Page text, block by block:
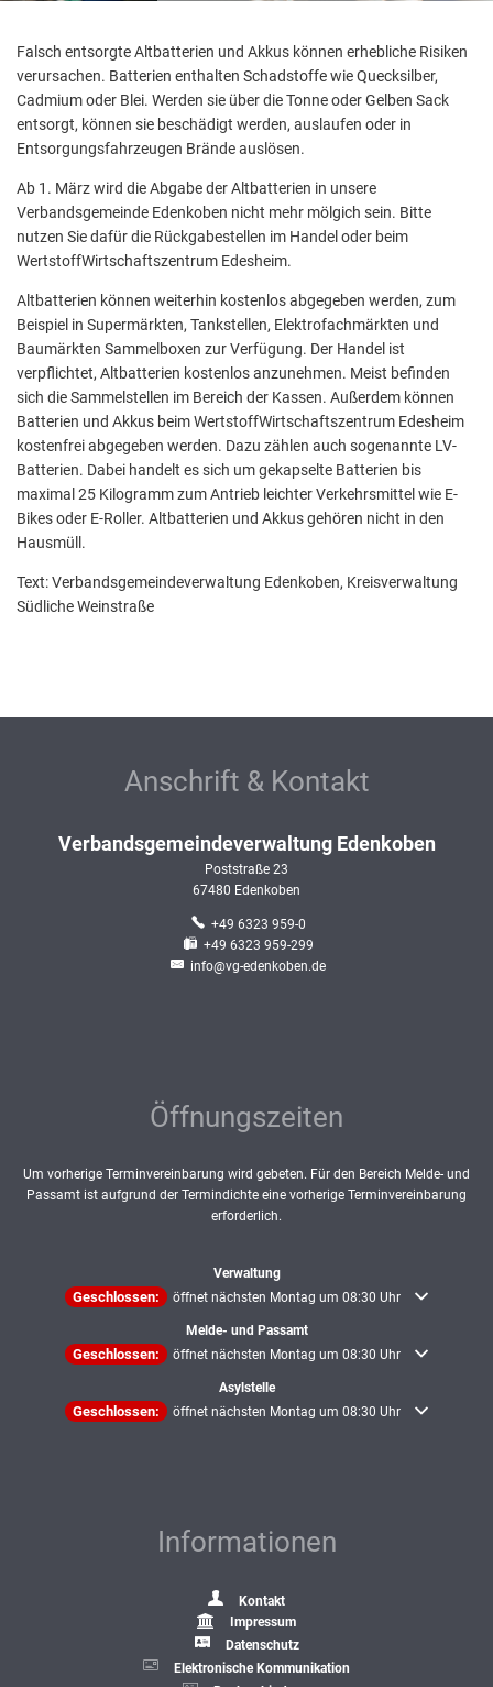
Falsch entsorgte Altbatterien und Akkus können erhebliche Risiken
verursachen. Batterien enthalten Schadstoffe wie Quecksilber,
Cadmium oder Blei. Werden sie über die Tonne oder Gelben Sack
entsorgt, können sie beschädigt werden, auslaufen oder in
Entsorgungsfahrzeugen Brände auslösen.
Ab 1. März wird die Abgabe der Altbatterien in unsere
Verbandsgemeinde Edenkoben nicht mehr mölgich sein. Bitte
nutzen Sie dafür die Rückgabestellen im Handel oder beim
WertstoffWirtschaftszentrum Edesheim.
Altbatterien können weiterhin kostenlos abgegeben werden, zum
Beispiel in Supermärkten, Tankstellen, Elektrofachmärkten und
Baumärkten Sammelboxen zur Verfügung. Der Handel ist
verpflichtet, Altbatterien kostenlos anzunehmen. Meist befinden
sich die Sammelstellen im Bereich der Kassen. Außerdem können
Batterien und Akkus beim WertstoffWirtschaftszentrum Edesheim
kostenfrei abgegeben werden. Dazu zählen auch sogenannte LV-
Batterien. Dabei handelt es sich um gekapselte Batterien bis
maximal 25 Kilogramm zum Antrieb leichter Verkehrsmittel wie E-
Bikes oder E-Roller. Altbatterien und Akkus gehören nicht in den
Hausmüll.
Text: Verbandsgemeindeverwaltung Edenkoben, Kreisverwaltung
Südliche Weinstraße
Anschrift & Kontakt
Verbandsgemeindeverwaltung Edenkoben
Poststraße 23
67480 Edenkoben
+49 6323 959-0
+49 6323 959-299
info@vg-edenkoben.de
Öffnungszeiten
Um vorherige Terminvereinbarung wird gebeten. Für den Bereich Melde- und
Passamt ist aufgrund der Termindichte eine vorherige Terminvereinbarung
erforderlich.
Verwaltung
Klicken, um weitere Öffnungs- oder Schließzeiten auszublenden
Geschlossen: öffnet nächsten Montag um 08:30 Uhr
Melde- und Passamt
Klicken, um weitere Öffnungs- oder Schließzeiten auszublenden
Geschlossen: öffnet nächsten Montag um 08:30 Uhr
Asylstelle
Klicken, um weitere Öffnungs- oder Schließzeiten auszublenden
Geschlossen: öffnet nächsten Montag um 08:30 Uhr
Informationen
Kontakt
Impressum
Datenschutz
Elektronische Kommunikation